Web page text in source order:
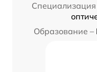
Специализация
Образование –